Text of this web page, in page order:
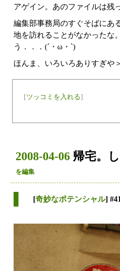
アゲイン。あのファイルは残
編集部事務局のすぐそばにあ
地を訪れることがなかったな
う．．．(´・ω・`)
ほんま、いろいろありすぎや
[ツッコミを入れる]
2008-04-06 帰宅。
を編集
[奇妙なポテンシャル]